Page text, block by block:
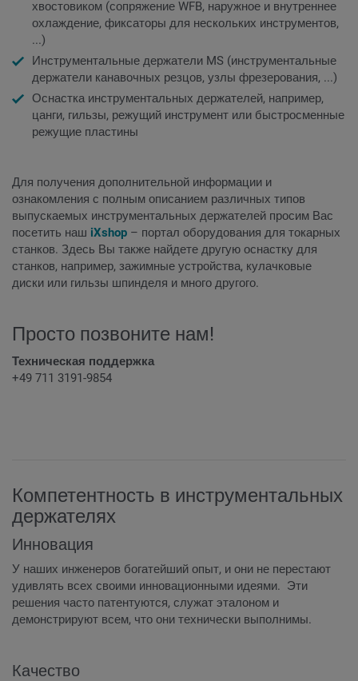
хвостовиком (сопряжение WFB, наружное и внутреннее
охлаждение, фиксаторы для нескольких инструментов,
...)
Инструментальные держатели MS (инструментальные
держатели канавочных резцов, узлы фрезерования, ...)
Оснастка инструментальных держателей, например,
цанги, гильзы, режущий инструмент или быстросменные
режущие пластины
Для получения дополнительной информации и
ознакомления с полным описанием различных типов
выпускаемых инструментальных держателей просим Вас
посетить наш iXshop – портал оборудования для токарных
станков. Здесь Вы также найдете другую оснастку для
станков, например, зажимные устройства, кулачковые
диски или гильзы шпинделя и много другого.
Просто позвоните нам!
Техническая поддержка
+49 711 3191-9854
Компетентность в инструментальных
держателях
Инновация
У наших инженеров богатейший опыт, и они не перестают
удивлять всех своими инновационными идеями. Эти
решения часто патентуются, служат эталоном и
демонстрируют всем, что они технически выполнимы.
Качество